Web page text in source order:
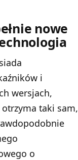
nowe
i
wersjach,
taki sam,
o